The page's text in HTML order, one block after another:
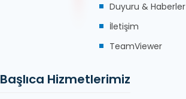
Duyuru & Haberler
İletişim
TeamViewer
Başlıca Hizmetlerimiz